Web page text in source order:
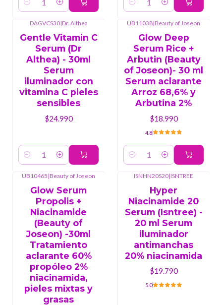
Cantidad Cantidad
DAGVCS30|Dr. Althea
Gentle Vitamin C
Serum (Dr
Althea) - 30ml
Serum
iluminador con
vitamina C pieles
sensibles
$24.990
Cantidad
UB11038|Beauty of Joseon
Glow Deep
Serum Rice +
Arbutin (Beauty
of Joseon)- 30 ml
Serum aclarante
Arroz 68,6% y
Arbutina 2%
$18.990
4.8
Cantidad
UB10465|Beauty of Joseon
Glow Serum
Propolis +
Niacinamide
(Beauty of
Joseon) -30ml
Tratamiento
aclarante 60%
propóleo 2%
niacinamida,
pieles mixtas y
grasas
ISNHN20S20|ISNTREE
Hyper
Niacinamide 20
Serum (Isntree) -
20 ml Serum
iluminador
antimanchas
20% niacinamida
$19.790
5.0